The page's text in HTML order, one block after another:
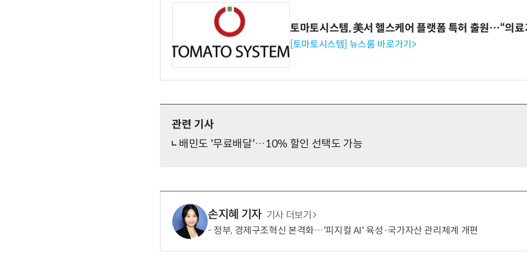
토마토시스템, 美서 헬스케어 플랫폼 특허 출원…“의
[토마토시스템] 뉴스룸 바로가기>
관련 기사
배민도 '무료배달'…10% 할인 선택도 가능
손지혜 기자 기사 더보기
정부, 경제구조혁신 본격화…'피지컬 AI' 육성·국가자산 관리체계 개편